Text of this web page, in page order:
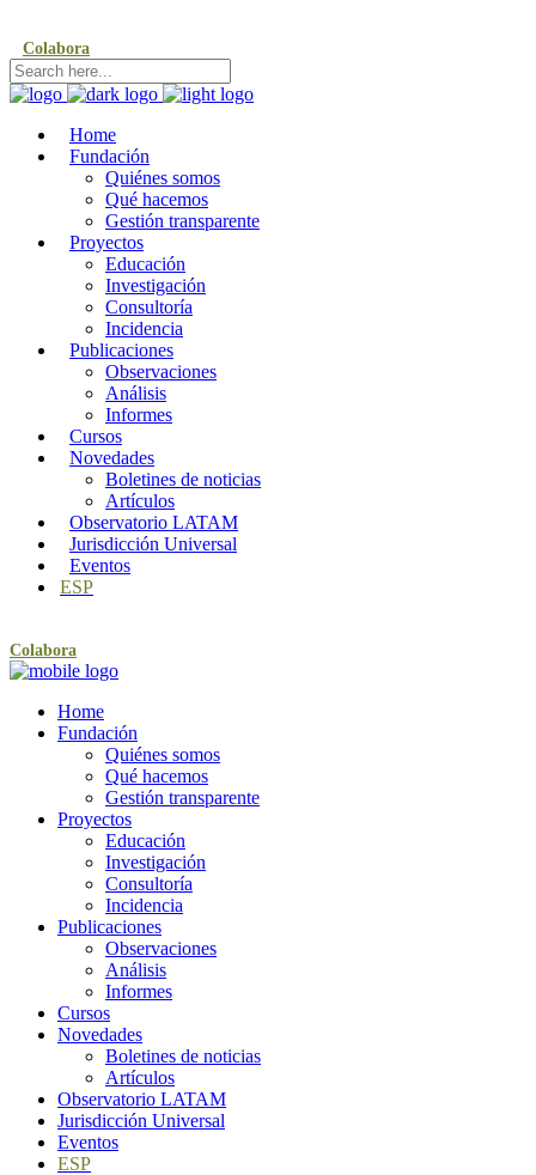
Colabora
Home
Fundación
Quiénes somos
Qué hacemos
Gestión transparente
Proyectos
Educación
Investigación
Consultoría
Incidencia
Publicaciones
Observaciones
Análisis
Informes
Cursos
Novedades
Boletines de noticias
Artículos
Observatorio LATAM
Jurisdicción Universal
Eventos
ESP
Colabora
Home
Fundación
Quiénes somos
Qué hacemos
Gestión transparente
Proyectos
Educación
Investigación
Consultoría
Incidencia
Publicaciones
Observaciones
Análisis
Informes
Cursos
Novedades
Boletines de noticias
Artículos
Observatorio LATAM
Jurisdicción Universal
Eventos
ESP